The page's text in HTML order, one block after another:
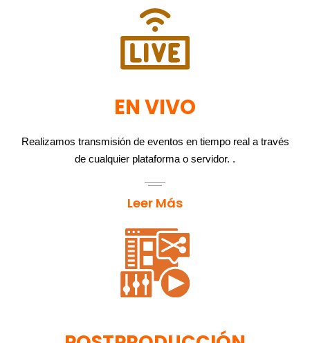
EN VIVO
Realizamos transmisión de eventos en tiempo real a través
de cualquier plataforma o servidor. .
Leer Más